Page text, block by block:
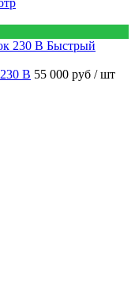
Быстрый
В 55 000 руб / шт